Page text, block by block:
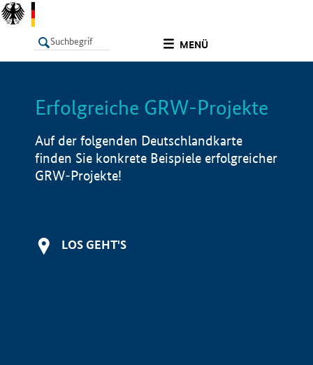
MENÜ
LISTE Info
Erfolgreiche GRW-Projekte
Auf der folgenden Deutschlandkarte
finden Sie konkrete Beispiele erfolgreicher
GRW-Projekte!
LOS GEHT'S